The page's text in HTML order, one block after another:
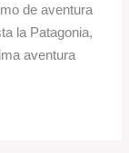
de aventura
la Patagonia,
aventura